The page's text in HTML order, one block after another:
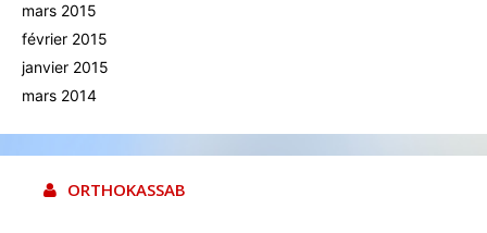
mars 2015
février 2015
janvier 2015
mars 2014
ORTHOKASSAB